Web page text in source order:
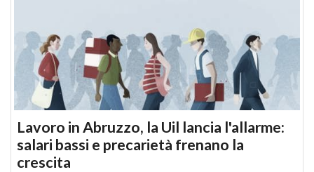
Lavoro in Abruzzo, la Uil lancia l'allarme:
salari bassi e precarietà frenano la
crescita